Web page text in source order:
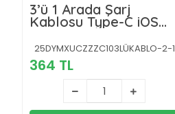
3’ü 1 Arada Şarj
Kablosu Type-C iOS
Android Uyumlu Hızlı
ve Güvenli Şarj
25DYMXUCZZZC103LÜKABLO-2-1
364 TL